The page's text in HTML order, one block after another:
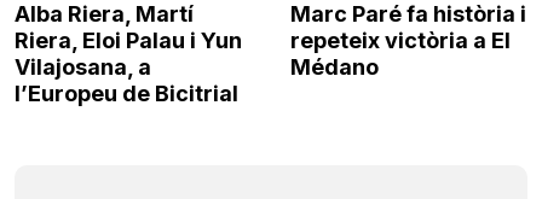
Alba Riera, Martí
Riera, Eloi Palau i Yun
Vilajosana, a
l’Europeu de Bicitrial
Marc Paré fa història i
repeteix victòria a El
Médano